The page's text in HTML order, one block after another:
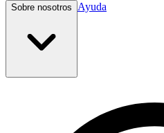
Sobre nosotros Ayuda